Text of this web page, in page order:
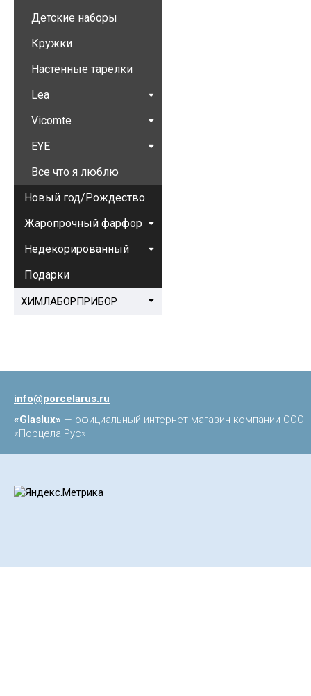
Детские наборы
Кружки
Настенные тарелки
Lea
Vicomte
EYE
Все что я люблю
Новый год/Рождество
Жаропрочный фарфор
Недекорированный
Подарки
ХИМЛАБОРПРИБОР
info@porcelarus.ru
«Glaslux» — официальный интернет-магазин компании ООО
«Порцела Рус»